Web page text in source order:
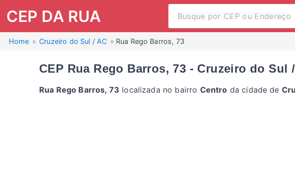
CEP DA RUA
Home Cruzeiro do Sul / AC Rua Rego Barros, 73
CEP Rua Rego Barros, 73 - Cruzeiro do Sul
Rua Rego Barros, 73 localizada no bairro Centro da cidade de